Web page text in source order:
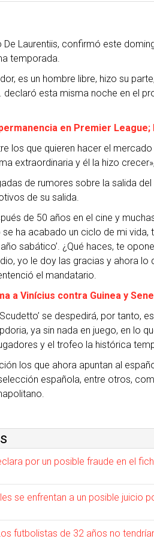
De Laurentiis, confirmó este
temporada.
es un hombre libre, hizo su
esta misma noche en el
en Premier
los que quieren hacer el
extraordinaria y él la hizo
de rumores sobre la salida
de su salida.
de 50 años en el cine y
se ha acabado un ciclo de mi
sabático’. ¿Qué haces, te
yo le doy las gracias y ahora lo
el mandatario.
a Vinícius contra Guinea y
se despedirá, por tanto,
ya sin nada en juego, en lo
y el trofeo la histórica
los que ahora apuntan al
española, entre otros,
por un posible fraude en el
se enfrentan a un posible juicio
futbolistas de 32 años no